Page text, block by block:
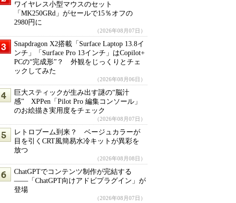
ワイヤレス小型マウスのセット
「MK250GRd」がセールで15％オフの
2980円に
（2026年08月07日）
Snapdragon X2搭載「Surface Laptop 13.8イ
ンチ」「Surface Pro 13インチ」はCopilot+
PCの“完成形”？ 外観をじっくりとチェ
ックしてみた
（2026年08月06日）
巨大スティックが生み出す謎の“脳汁
感” XPPen「Pilot Pro 編集コンソール」
のお絵描き実用度をチェック
（2026年08月07日）
レトロブーム到来？ ベージュカラーが
目を引くCRT風簡易水冷キットが異彩を
放つ
（2026年08月08日）
ChatGPTでコンテンツ制作が完結する
――「ChatGPT向けアドビプラグイン」が
登場
（2026年08月07日）